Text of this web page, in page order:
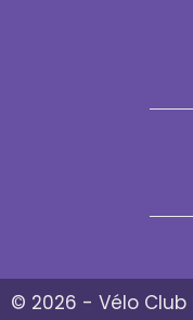
© 2026 - Vélo Club